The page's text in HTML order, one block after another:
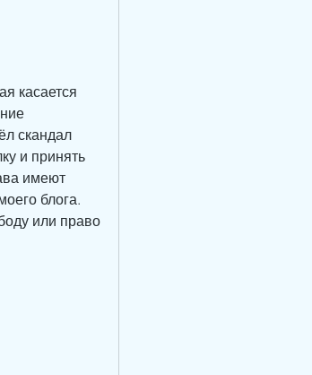
касается
скандал
и принять
имеют
блога.
или право